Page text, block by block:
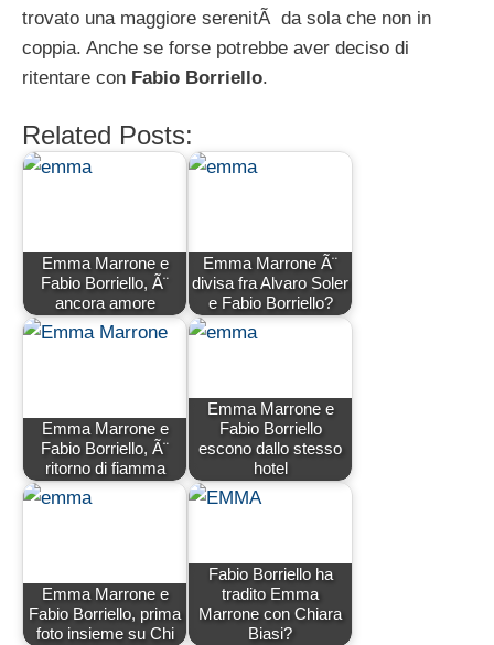
trovato una maggiore serenitÃ da sola che non in
coppia. Anche se forse potrebbe aver deciso di
ritentare con Fabio Borriello.
Related Posts:
Emma Marrone e
Fabio Borriello, Ã¨
ancora amore
Emma Marrone Ã¨
divisa fra Alvaro Soler
e Fabio Borriello?
Emma Marrone e
Fabio Borriello, Ã¨
ritorno di fiamma
Emma Marrone e
Fabio Borriello
escono dallo stesso
hotel
Emma Marrone e
Fabio Borriello, prima
foto insieme su Chi
Fabio Borriello ha
tradito Emma
Marrone con Chiara
Biasi?